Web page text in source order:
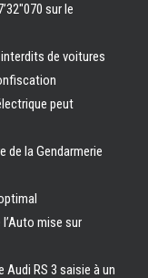
sur le
de voitures
peut
de la Gendarmerie
mise sur
Audi RS 3 saisie à un